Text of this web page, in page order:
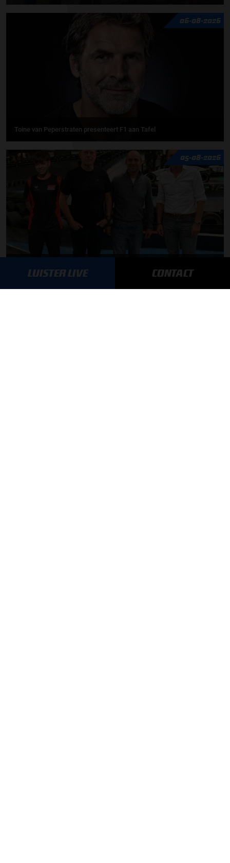
06-08-2026
Toine van Peperstraten presenteert F1 aan Tafel
05-08-2026
LUISTER LIVE CONTACT